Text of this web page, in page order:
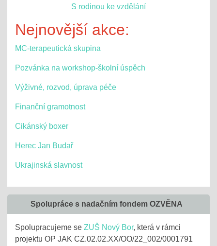
S rodinou ke vzdělání
Nejnovější akce:
MC-terapeutická skupina
Pozvánka na workshop-školní úspěch
Výživné, rozvod, úprava péče
Finanční gramotnost
Cikánský boxer
Herec Jan Budař
Ukrajinská slavnost
Spolupráce s nadačním fondem OZVĚNA
Spolupracujeme se ZUŠ Nový Bor, která v rámci
projektu OP JAK CZ.02.02.XX/OO/22_002/0001791